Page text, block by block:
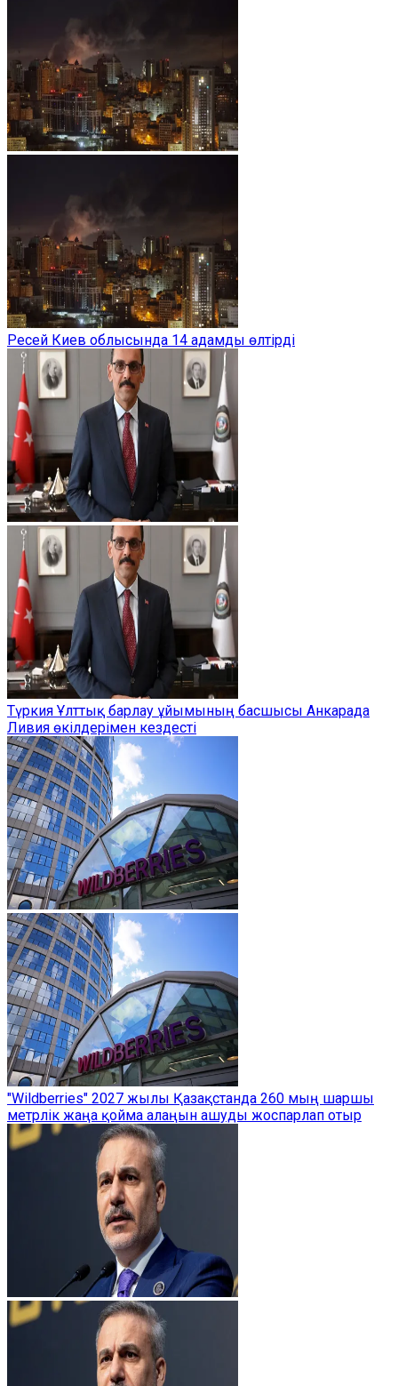
Ресей Киев облысында 14 адамды өлтірді
Түркия Ұлттық барлау ұйымының басшысы Анкарада
Ливия өкілдерімен кездесті
"Wildberries" 2027 жылы Қазақстанда 260 мың шаршы
метрлік жаңа қойма алаңын ашуды жоспарлап отыр